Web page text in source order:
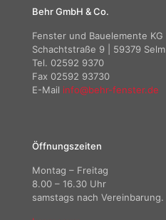
Behr GmbH & Co.
Fenster und Bauelemente KG
Schachtstraße 9 | 59379 Selm
Tel. 02592 9370
Fax 02592 93730
E-Mail info@behr-fenster.de
Öffnungszeiten
Montag – Freitag
8.00 – 16.30 Uhr
samstags nach Vereinbarung.